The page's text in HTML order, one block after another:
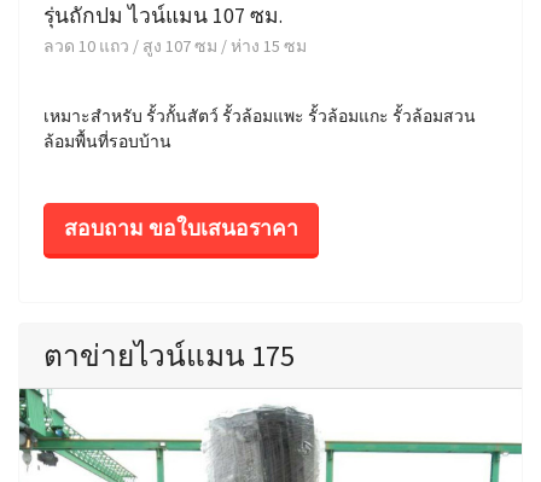
รุ่นถักปม ไวน์แมน 107 ซม.
ลวด 10 แถว / สูง 107 ซม / ห่าง 15 ซม
เหมาะสำหรับ รั้วกั้นสัตว์ รั้วล้อมแพะ รั้วล้อมแกะ รั้วล้อมสวน
ล้อมพื้นที่รอบบ้าน
สอบถาม ขอใบเสนอราคา
ตาข่ายไวน์แมน 175